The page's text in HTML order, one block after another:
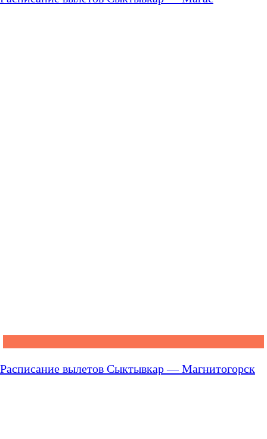
Расписание вылетов Сыктывкар — Магнитогорск